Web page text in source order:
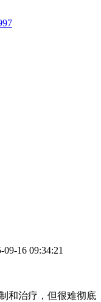
16 09:34:21
和治疗，但很难彻底